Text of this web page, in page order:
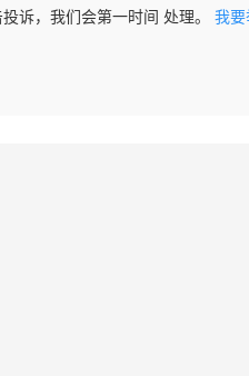
诉，我们会第一时间 处理。 我要